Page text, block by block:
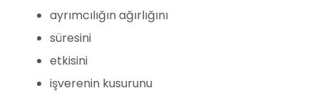
ayrımcılığın ağırlığını
süresini
etkisini
işverenin kusurunu